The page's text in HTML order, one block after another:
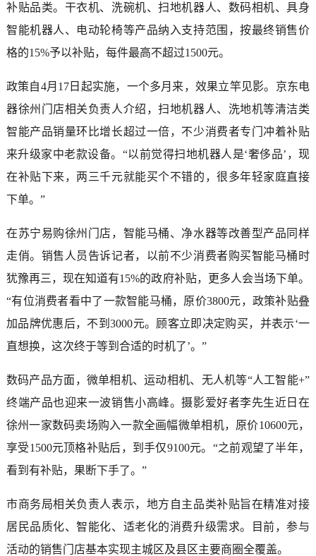
补贴品类。干衣机、洗碗机、扫地机器人、数码相机、具身
智能机器人、电动轮椅等产品纳入支持范围，按最终销售价
格的15%予以补贴，每件最高不超过1500元。
政策自4月17日起实施，一个多月来，效果立竿见影。京东电
器徐州门店相关负责人介绍，扫地机器人、洗地机等清洁类
智能产品销量环比增长超过一倍，不少消费者专门冲着补贴
来升级家中老款设备。“以前觉得扫地机器人是‘奢侈品’，现
在补贴下来，两三千元就能买个不错的，很多年轻家庭直接
下单。”
在苏宁易购徐州门店，智能马桶、净水器等改善型产品同样
走俏。销售人员告诉记者，以前不少消费者购买智能马桶时
犹豫再三，现在知道有15%的政府补贴，更多人会当场下单。
“有位消费者看中了一款智能马桶，原价3800元，政策补贴叠
加品牌优惠后，不到3000元。顾客立即决定购买，并表示‘一
直想换，这次终于等到合适的时机了’。”
数码产品方面，微单相机、运动相机、无人机等“人工智能+”
终端产品也迎来一波销售小高峰。摄影爱好者李先生近日在
徐州一家数码卖场购入一款全画幅微单相机，原价10600元，
享受1500元顶格补贴后，到手仅9100元。“之前观望了半年，
看到有补贴，果断下手了。”
市商务局相关负责人表示，地方自主品类补贴旨在精准对接
居民品质化、智能化、适老化的消费升级需求。目前，参与
活动的销售门店基本实现主城区及县区主要商圈全覆盖。